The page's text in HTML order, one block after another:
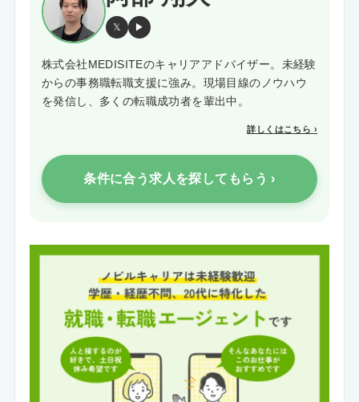
𝕏 ▶
株式会社MEDISITEのキャリアアドバイザー。未経験
からの事務職転職支援に強み。現場目線のノウハウ
を発信し、多くの転職成功者を輩出中。
詳しくはこちら ›
条件に合う求人を探してもらう ›